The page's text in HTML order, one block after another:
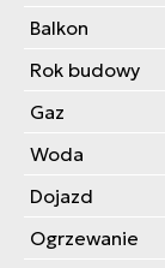
Balkon
Rok budowy
Gaz
Woda
Dojazd
Ogrzewanie